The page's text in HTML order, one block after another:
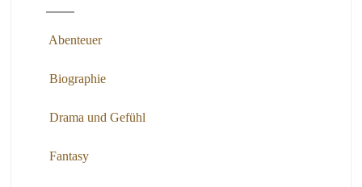
Abenteuer
Biographie
Drama und Gefühl
Fantasy